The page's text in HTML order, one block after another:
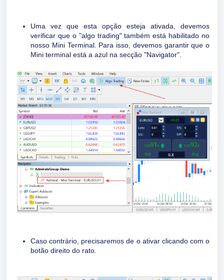
Uma vez que esta opção esteja ativada, devemos
verificar que o "algo trading" também está habilitado no
nosso Mini Terminal. Para isso, devemos garantir que o
Mini terminal está a azul na secção "Navigator".
Caso contrário, precisaremos de o ativar clicando com o
botão direito do rato.